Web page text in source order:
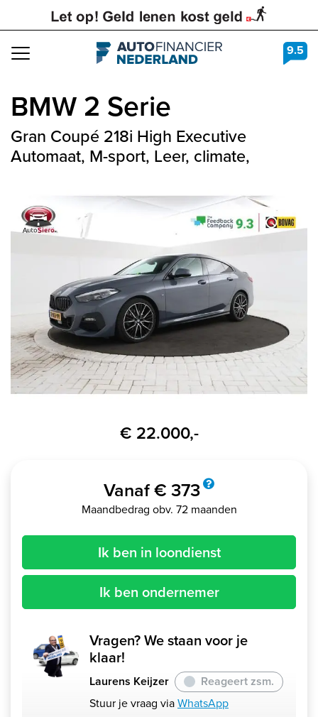
Navigation 9.5
BMW2 Serie
Gran Coupé 218i High Executive
Automaat, M-sport, Leer, climate,
€ 22.000,-
Vanaf € 373
Maandbedrag obv. 72 maanden
Ik ben in loondienst
Ik ben ondernemer
Vragen? We staan voor je
klaar!
Laurens Keijzer
Reageert zsm.
Stuur je vraag viaWhatsApp